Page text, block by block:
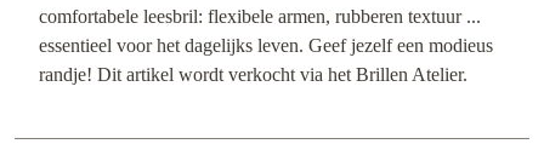
comfortabele leesbril: flexibele armen, rubberen textuur ...
essentieel voor het dagelijks leven. Geef jezelf een modieus
randje! Dit artikel wordt verkocht via het Brillen Atelier.